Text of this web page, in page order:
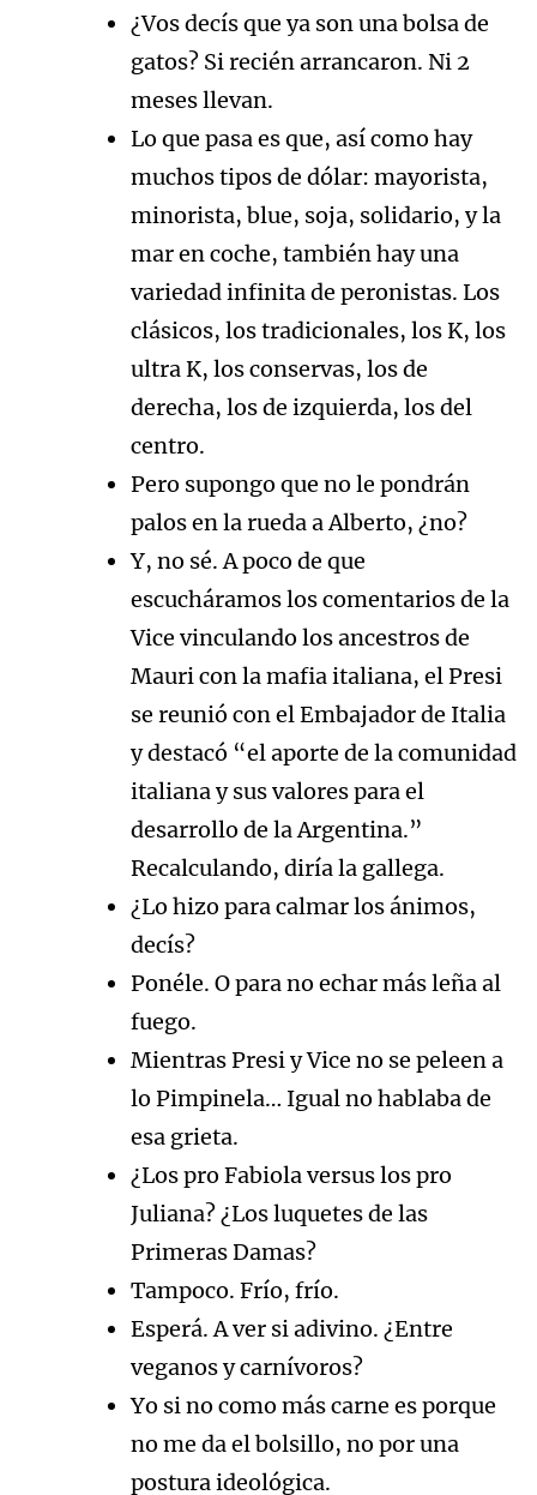
¿Vos decís que ya son una bolsa de
gatos? Si recién arrancaron. Ni 2
meses llevan.
Lo que pasa es que, así como hay
muchos tipos de dólar: mayorista,
minorista, blue, soja, solidario, y la
mar en coche, también hay una
variedad infinita de peronistas. Los
clásicos, los tradicionales, los K, los
ultra K, los conservas, los de
derecha, los de izquierda, los del
centro.
Pero supongo que no le pondrán
palos en la rueda a Alberto, ¿no?
Y, no sé. A poco de que
escucháramos los comentarios de la
Vice vinculando los ancestros de
Mauri con la mafia italiana, el Presi
se reunió con el Embajador de Italia
y destacó “el aporte de la comunidad
italiana y sus valores para el
desarrollo de la Argentina.”
Recalculando, diría la gallega.
¿Lo hizo para calmar los ánimos,
decís?
Ponéle. O para no echar más leña al
fuego.
Mientras Presi y Vice no se peleen a
lo Pimpinela… Igual no hablaba de
esa grieta.
¿Los pro Fabiola versus los pro
Juliana? ¿Los luquetes de las
Primeras Damas?
Tampoco. Frío, frío.
Esperá. A ver si adivino. ¿Entre
veganos y carnívoros?
Yo si no como más carne es porque
no me da el bolsillo, no por una
postura ideológica.